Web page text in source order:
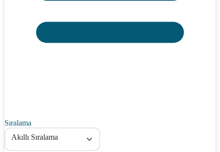
Sıralama
Akıllı Sıralama